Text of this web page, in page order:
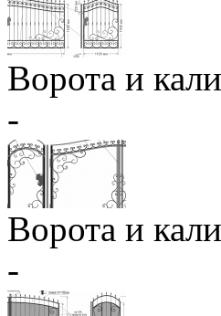
Ворота и
-
Ворота и
-